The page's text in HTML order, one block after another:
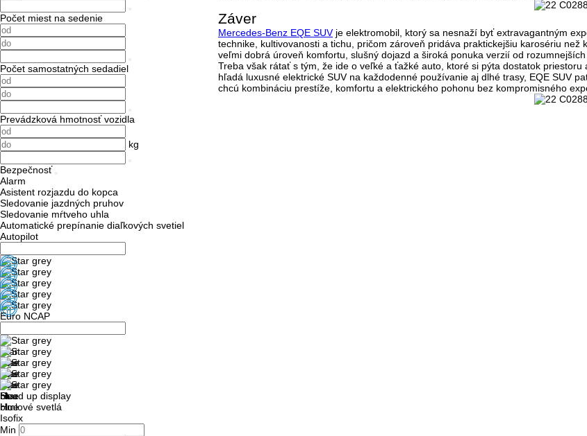
Počet miest na sedenie
Počet samostatných sedadiel
Prevádzková hmotnosť vozidla
kg
Bezpečnosť
Alarm
Asistent rozjazdu do kopca
Sledovanie jazdných pruhov
Sledovanie mŕtveho uhla
Automatické prepínanie diaľkových svetiel
Autopilot
Euro NCAP
Head up display
Hmlové svetlá
Isofix
Min
Záver
Mercedes-Benz EQE SUVje elektromobil, ktorý sa nesnaží byť extravagantným
technike, kultivovanosti a tichu , pričom zároveň pridáva praktickejšiu karosériu
veľmi dobrá úroveň komfortu, slušný dojazd a široká ponuka verzií od
Treba však rátať s tým, že ide o veľké a ťažké auto, ktoré si pýta dostatok
hľadá luxusné elektrické SUV na každodenné používanie aj dlhé trasy, EQE SUV
chcú kombináciu prestíže, komfortu a elektrického pohonu bez kompromisného